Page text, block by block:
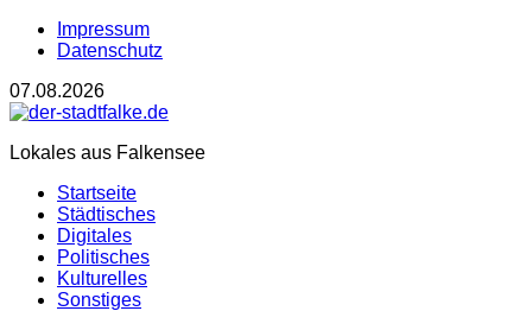
Impressum
Datenschutz
07.08.2026
Lokales aus Falkensee
Startseite
Städtisches
Digitales
Politisches
Kulturelles
Sonstiges